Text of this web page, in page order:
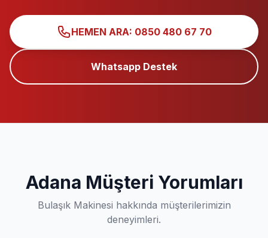
HEMEN ARA: 0850 480 67 70
Whatsapp Destek
Adana Müşteri Yorumları
Bulaşık Makinesi hakkında müşterilerimizin
deneyimleri.